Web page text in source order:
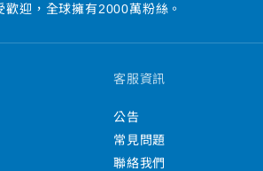
歡迎，全球擁有2000萬粉絲。
客服資訊
公告
常見問題
聯絡我們